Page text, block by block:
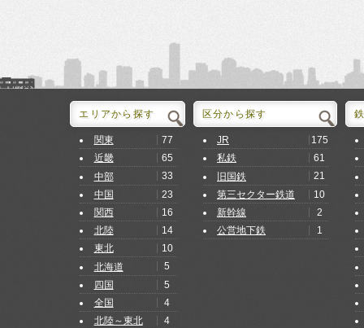
エリアから探す
関東
77
近畿
65
中部
33
中国
23
関西
16
北陸
14
東北
10
北海道
5
四国
5
全国
4
北陸～東北
4
区分から探す
JR
175
私鉄
61
旧国鉄
21
第三セクター鉄道
10
新幹線
2
公営地下鉄
1